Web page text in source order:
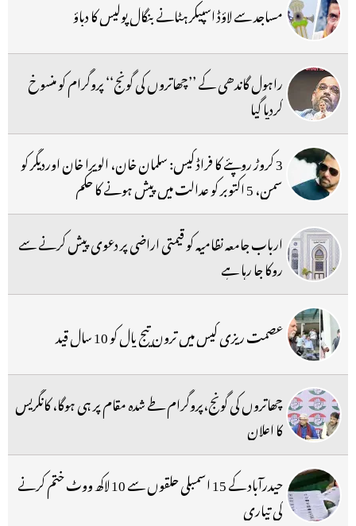
مساجد سے لاؤڈ اسپیکر ہٹانے بنگال پولیس کا دباؤ
راہول گاندھی کے ’’چھاتروں کی گونج‘‘ پروگرام کو منسوخ
کردیا گیا
3 کروڑ روپئے کا فراڈ کیس: سلمان خان، الویرا خان اوردیگر کو
سمن، 5 اکتوبر کو عدالت میں پیش ہونے کا حکم
ارباب جامعہ نظامیہ کو قیمتی اراضی پر دعوی پیش کرنے سے
روکا جا رہا ہے
عصمت ریزی کیس میں ترون تیج پال کو 10 سال قید
چھاتروں کی گونج،پروگرام طے شدہ مقام پر ہی ہوگا، کانگریس
کا اعلان
حیدرآباد کے 15 اسمبلی حلقوں سے 10 لاکھ ووٹ ختم کرنے
کی تیاری